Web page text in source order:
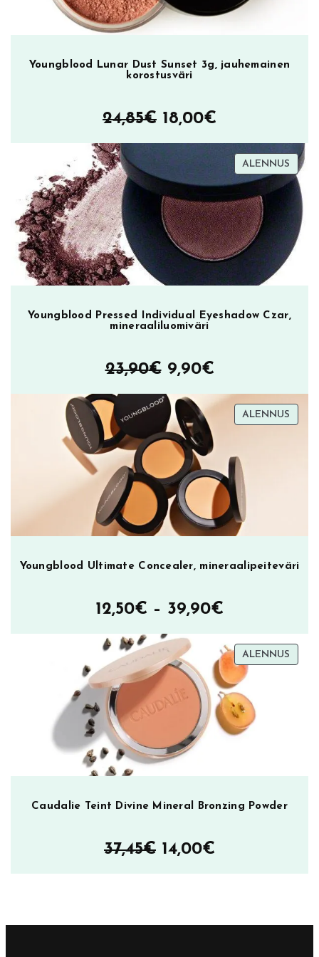
Youngblood Lunar Dust Sunset 3g, jauhemainen
korostusväri
24,85€ Alkuperäinen
hinta
24,85€.
18,00€
hinta
on:
18,00€.
ALENNUS
Youngblood Pressed Individual Eyeshadow Czar,
mineraaliluomiväri
23,90€ Alkuperäinen
hinta
oli:
23,90€.
9,90€Nykyinen
hinta
on:
9,90€.
ALENNUS
Youngblood Ultimate Concealer, mineraalipeiteväri
12,50€ – 39,90€
12,50€
–
39,90€
ALENNUS
Caudalie Teint Divine Mineral Bronzing Powder
37,45€ Alkuperäinen
hinta
37,45€.
14,00€
hinta
14,00€.